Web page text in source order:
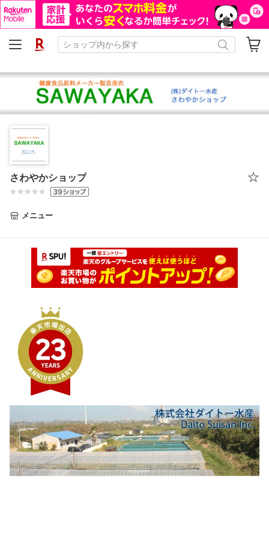
さわやかショップ
メニュー